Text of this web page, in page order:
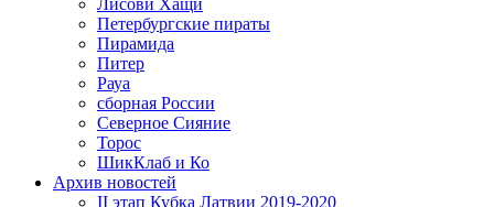
Лисови Хащи
Петербургские пираты
Пирамида
Питер
Рауа
сборная России
Северное Сияние
Торос
ШикКлаб и Ко
Архив новостей
II этап Кубка Латвии 2019-2020